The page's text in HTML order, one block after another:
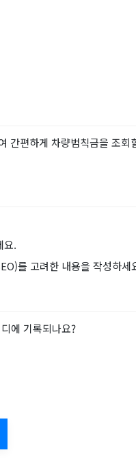
간편하게 차량범칙금을 조회
요.
를 고려한 내용을 작성하세
에 기록되나요?